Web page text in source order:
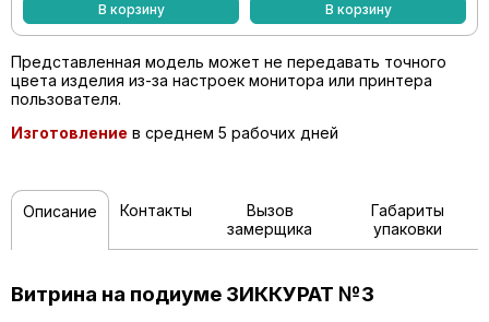
В корзину
В корзину
Представленная модель может не передавать точного
цвета изделия из-за настроек монитора или принтера
пользователя.
Изготовление в среднем 5 рабочих дней
Описание Контакты
Вызов
замерщика
Габариты
упаковки
Витрина на подиуме ЗИККУРАТ №3